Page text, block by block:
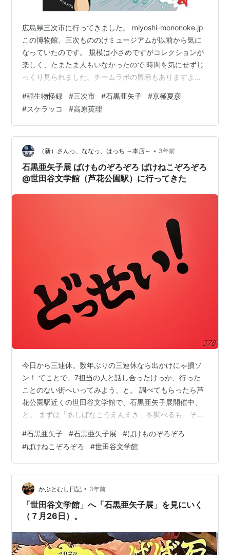
広島県三次市に行ってきました。 miyoshi-mononoke.jp
この博物館、三次もののけミュージアムが以前から気に
なっていたのです。 規模は小さめですがコレクションが
楽しく、たまたま人もいなかったので 時間を気にせずじ
っくり見られました。チームラボの展示もありますよ！
たのですが ある年の夏、一か月にわたる奇妙な体験をし
ました。 それを書き残したのが「稲生物怪録」で、様々
な形で物語になってきました。 その一つが、この絵本で
す。 もののけdiary 作者:京極夏彦 岩崎書店 Amazon 京
極夏彦・石黒亜矢子「もののけdiary」 どうし…
#稲生物怪録 #三次市 #石黒亜矢子 #京極夏彦
#スケラッコ #高原英理
（新）さんっ、ななっ、はっち ～本店～ • 3年前
石黒亜矢子展 ばけものぞろぞろ ばけねこぞろぞろ
@世田谷文学館（芦花公園駅）に行ってきた
今日から三連休。数年ぶりの三連休なら出かけにゃ損ソ
ン！ てことで、7担当の人と話し合ったけっか、行った
ことのない街へいってみよう、と。 調べてもらったら芦
花公園駅近くの世田谷文学館で、石黒亜矢子展開催中、
と。 まずは「あしばなこうえんえき」を調べるも、そん
しく、京王線の駅とのこと。 東小金井から吉祥寺→明大
前経由で4、50分でキタ！
#石黒亜矢子 #石黒亜矢子展 #ばけものぞろぞろ
#ばけねこぞろぞろ #世田谷文学館
かぶとむし日記 • 3年前
「世田谷文学館」へ「石黒亜矢子展」を見にいく
（７月26日）。